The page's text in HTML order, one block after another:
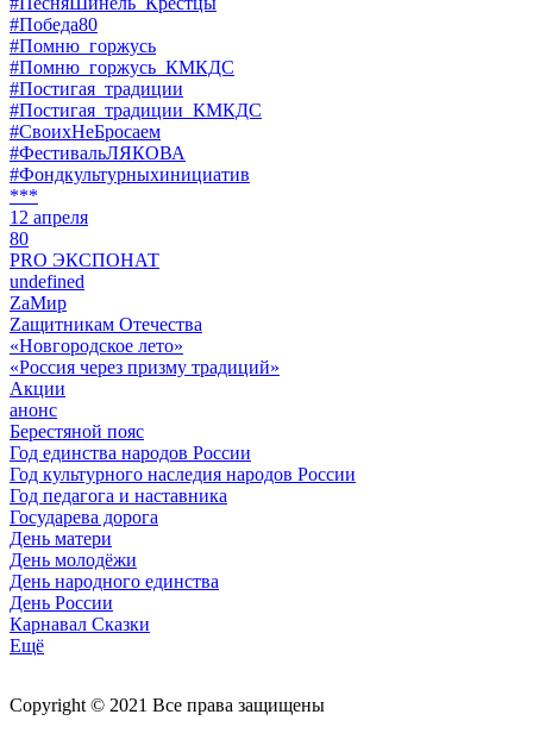
#Победа80
#Помню_горжусь
#Помню_горжусь_КМКДС
#Постигая_традиции
#Постигая_традиции_КМКДС
#СвоихНеБросаем
#ФестивальЛЯКОВА
#Фондкультурныхинициатив
***
12 апреля
80
PRO ЭКСПОНАТ
undefined
ZaМир
Zащитникам Отечества
«Новгородское лето»
«Россия через призму традиций»
Акции
анонс
Берестяной пояс
Год единства народов России
Год культурного наследия народов России
Год педагога и наставника
Государева дорога
День матери
День молодёжи
День народного единства
День России
Карнавал Сказки
Ещё
Copyright © 2021 Все права защищены